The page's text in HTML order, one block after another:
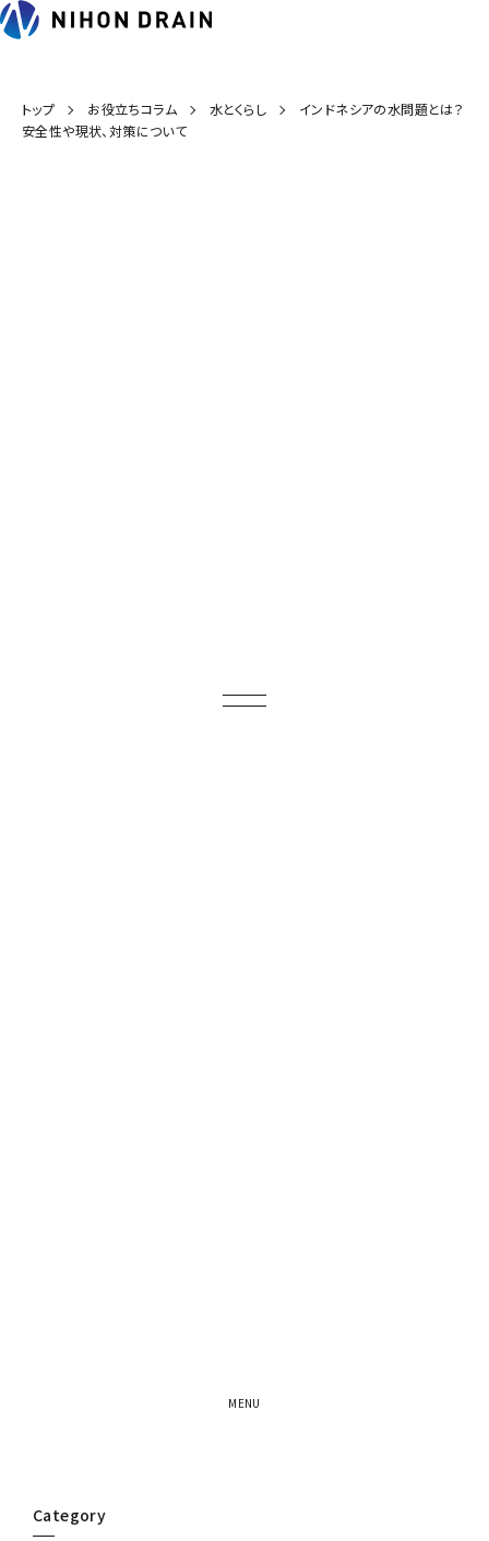
トップ お役立ちコラム 水とくらし
インドネシアの水問題とは？
安全性や現状、対策について
Category